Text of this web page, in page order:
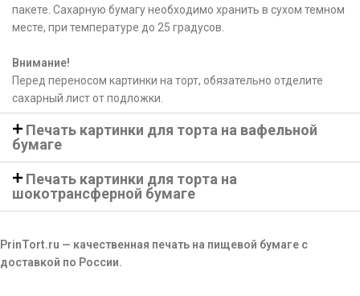
пакете. Сахарную бумагу необходимо хранить в сухом темном
месте, при температуре до 25 градусов.
Внимание!
Перед переносом картинки на торт, обязательно отделите
сахарный лист от подложки.
Печать картинки для торта на вафельной
бумаге
Печать картинки для торта на
шокотрансферной бумаге
PrinTort.ru — качественная печать на пищевой бумаге с
доставкой по России.